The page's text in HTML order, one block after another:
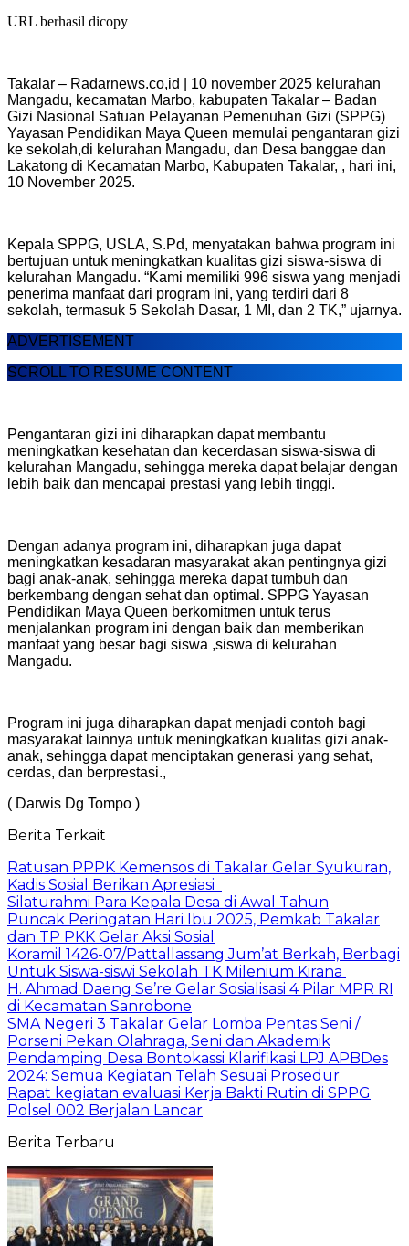
URL berhasil dicopy
Takalar – Radarnews.co,id | 10 november 2025 kelurahan
Mangadu, kecamatan Marbo, kabupaten Takalar – Badan
Gizi Nasional Satuan Pelayanan Pemenuhan Gizi (SPPG)
Yayasan Pendidikan Maya Queen memulai pengantaran gizi
ke sekolah,di kelurahan Mangadu, dan Desa banggae dan
Lakatong di Kecamatan Marbo, Kabupaten Takalar, , hari ini,
10 November 2025.
Kepala SPPG, USLA, S.Pd, menyatakan bahwa program ini
bertujuan untuk meningkatkan kualitas gizi siswa-siswa di
kelurahan Mangadu. “Kami memiliki 996 siswa yang menjadi
penerima manfaat dari program ini, yang terdiri dari 8
sekolah, termasuk 5 Sekolah Dasar, 1 MI, dan 2 TK,” ujarnya.
ADVERTISEMENT
SCROLL TO RESUME CONTENT
Pengantaran gizi ini diharapkan dapat membantu
meningkatkan kesehatan dan kecerdasan siswa-siswa di
kelurahan Mangadu, sehingga mereka dapat belajar dengan
lebih baik dan mencapai prestasi yang lebih tinggi.
Dengan adanya program ini, diharapkan juga dapat
meningkatkan kesadaran masyarakat akan pentingnya gizi
bagi anak-anak, sehingga mereka dapat tumbuh dan
berkembang dengan sehat dan optimal. SPPG Yayasan
Pendidikan Maya Queen berkomitmen untuk terus
menjalankan program ini dengan baik dan memberikan
manfaat yang besar bagi siswa ,siswa di kelurahan
Mangadu.
Program ini juga diharapkan dapat menjadi contoh bagi
masyarakat lainnya untuk meningkatkan kualitas gizi anak-
anak, sehingga dapat menciptakan generasi yang sehat,
cerdas, dan berprestasi.,
( Darwis Dg Tompo )
Berita Terkait
Ratusan PPPK Kemensos di Takalar Gelar Syukuran,
Kadis Sosial Berikan Apresiasi
Silaturahmi Para Kepala Desa di Awal Tahun
Puncak Peringatan Hari Ibu 2025, Pemkab Takalar
dan TP PKK Gelar Aksi Sosial
Koramil 1426-07/Pattallassang Jum’at Berkah, Berbagi
Untuk Siswa-siswi Sekolah TK Milenium Kirana
H. Ahmad Daeng Se’re Gelar Sosialisasi 4 Pilar MPR RI
di Kecamatan Sanrobone
SMA Negeri 3 Takalar Gelar Lomba Pentas Seni /
Porseni Pekan Olahraga, Seni dan Akademik
Pendamping Desa Bontokassi Klarifikasi LPJ APBDes
2024: Semua Kegiatan Telah Sesuai Prosedur
Rapat kegiatan evaluasi Kerja Bakti Rutin di SPPG
Polsel 002 Berjalan Lancar
Berita Terbaru